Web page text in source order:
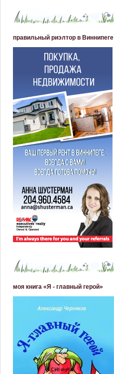
правильный риэлтор в Виннипеге
моя книга «Я - главный герой»